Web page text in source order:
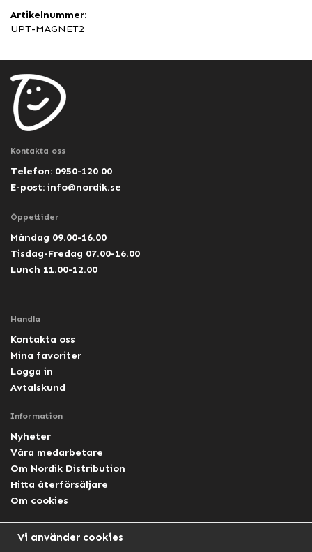
Artikelnummer:
UPT-MAGNET2
Kontakta oss
Telefon: 0950-120 00
E-post: info@nordik.se
Öppettider
Måndag 09.00-16.00
Tisdag-Fredag 07.00-16.00
Lunch 11.00-12.00
Handla
Kontakta oss
Mina favoriter
Logga in
Avtalskund
Information
Nyheter
Våra medarbetare
Om Nordik Distribution
Hitta återförsäljare
Om cookies
Vi använder cookies